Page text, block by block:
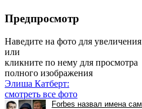
Предпросмотр
Наведите на фото для увеличения
или
кликните по нему для просмотра
полного изображения
Элиша Катберт:
смотреть все фото